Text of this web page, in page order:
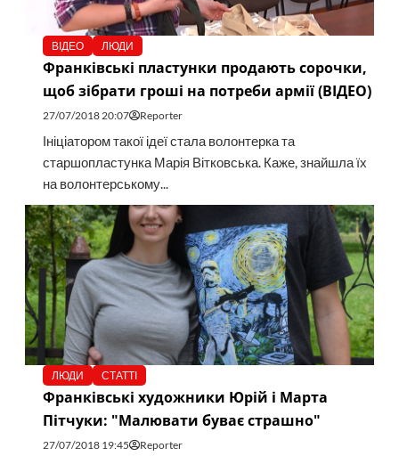
ВІДЕО ЛЮДИ
Франківські пластунки продають сорочки,
щоб зібрати гроші на потреби армії (ВІДЕО)
27/07/2018 20:07 Reporter
Ініціатором такої ідеї стала волонтерка та
старшопластунка Марія Вітковська. Каже, знайшла їх
на волонтерському...
ЛЮДИ СТАТТІ
Франківські художники Юрій і Марта
Пітчуки: "Малювати буває страшно"
27/07/2018 19:45 Reporter